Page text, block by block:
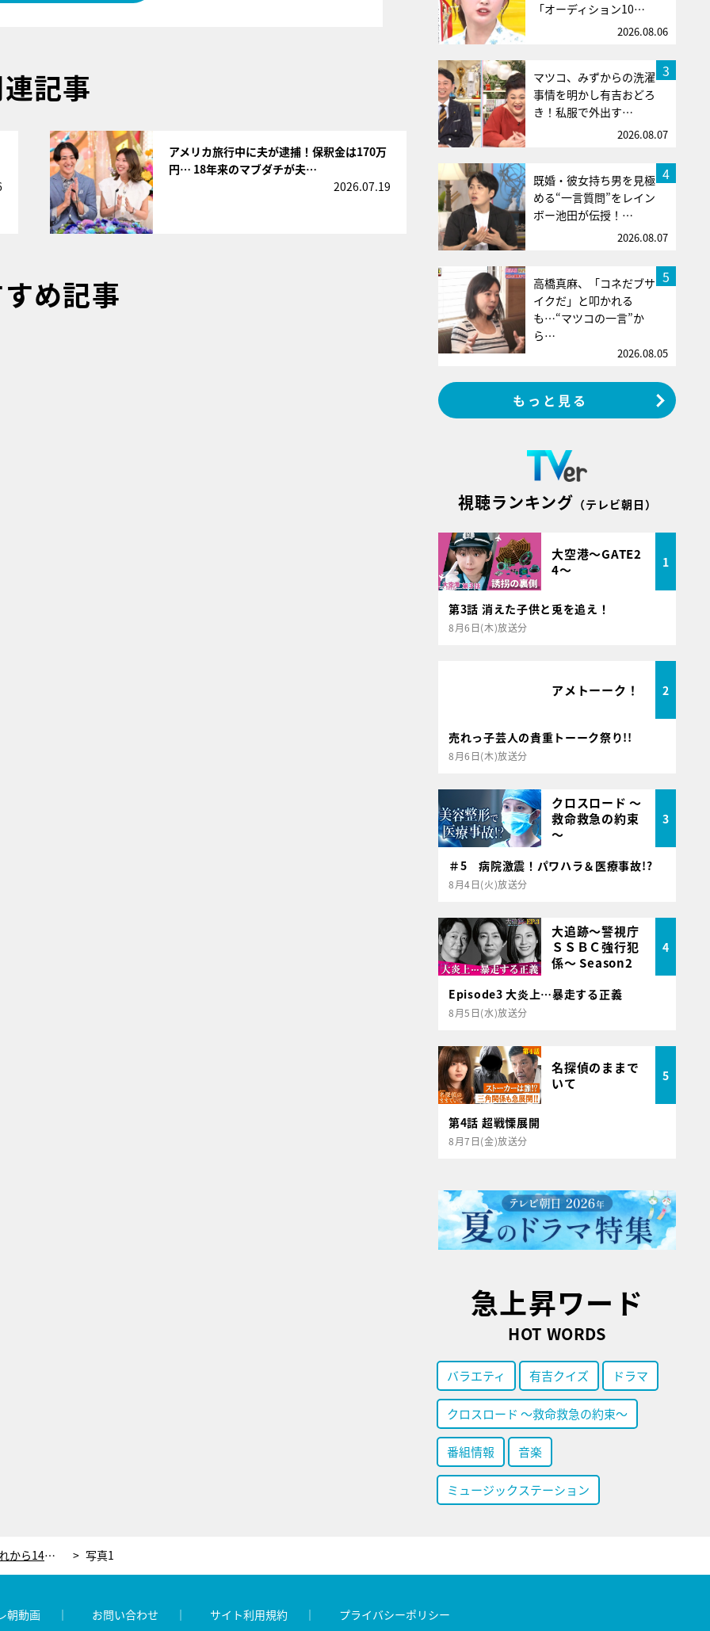
記事
アメリカ旅行中に夫が逮捕！保釈金は170万
円… 18年来のマブダチが夫…
2026.07.19
め記事
「オーディション10…
2026.08.06
3
マツコ、みずからの洗濯
事情を明かし有吉おどろ
き！私服で外出す…
2026.08.07
4
既婚・彼女持ち男を見極
める“一言質問”をレイン
ボー池田が伝授！…
2026.08.07
5
高橋真麻、「コネだブサ
イクだ」と叩かれる
も…“マツコの一言”か
ら…
2026.08.05
もっと見る
視聴ランキング （テレビ朝日）
大空港～GATE2
4～
1
第3話 消えた子供と兎を追え！
8月6日(木)放送分
アメトーーク！ 2
売れっ子芸人の貴重トーーク祭り!!
8月6日(木)放送分
クロスロード ～
救命救急の約束
～
3
＃5 病院激震！パワハラ＆医療事故!?
8月4日(火)放送分
大追跡～警視庁
ＳＳＢＣ強行犯
係～ Season2
4
Episode3 大炎上…暴走する正義
8月5日(水)放送分
名探偵のままで
いて
5
第4話 超戦慄展開
8月7日(金)放送分
急上昇ワード
HOT WORDS
バラエティ 有吉クイズ ドラマ
クロスロード ～救命救急の約束～
番組情報 音楽
ミュージックステーション
確率1％の“初恋婚”！中学時代の別れから14年…運命の再会を果たしたドラマのような恋 写真1
朝動画 お問い合わせ サイト利用規約 プライバシーポリシー